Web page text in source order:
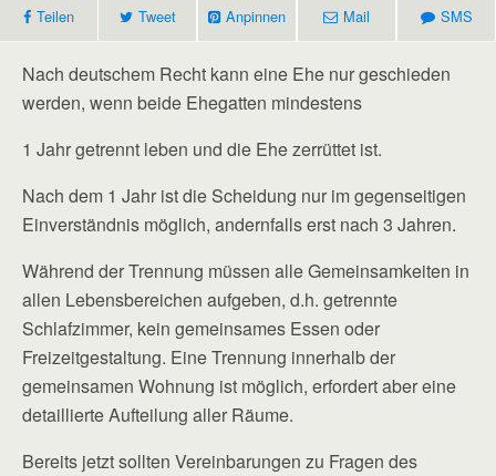
Teilen Tweet Anpinnen Mail SMS
Nach deutschem Recht kann eine Ehe nur geschieden
werden, wenn beide Ehegatten mindestens
1 Jahr getrennt leben und die Ehe zerrüttet ist.
Nach dem 1 Jahr ist die Scheidung nur im gegenseitigen
Einverständnis möglich, andernfalls erst nach 3 Jahren.
Während der Trennung müssen alle Gemeinsamkeiten in
allen Lebensbereichen aufgeben, d.h. getrennte
Schlafzimmer, kein gemeinsames Essen oder
Freizeitgestaltung. Eine Trennung innerhalb der
gemeinsamen Wohnung ist möglich, erfordert aber eine
detaillierte Aufteilung aller Räume.
Bereits jetzt sollten Vereinbarungen zu Fragen des